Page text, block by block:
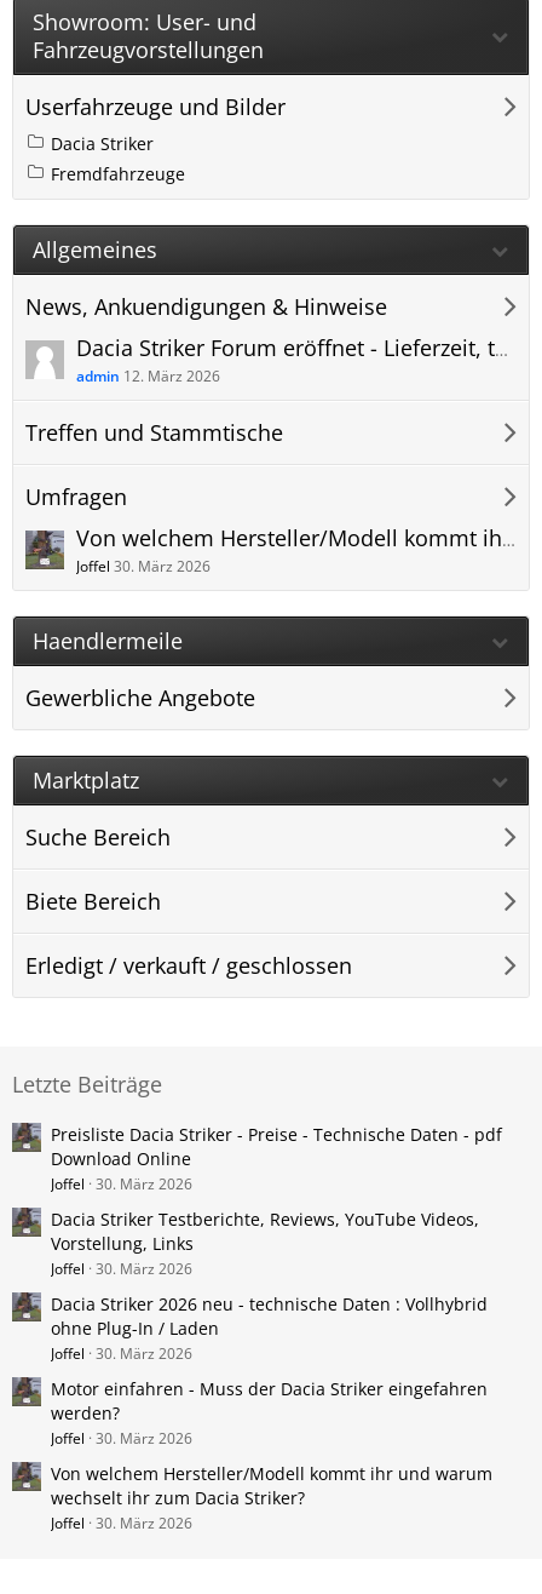
Showroom: User- und
Fahrzeugvorstellungen
Userfahrzeuge und Bilder
Dacia Striker
Fremdfahrzeuge
Allgemeines
News, Ankuendigungen & Hinweise
Dacia Striker Forum eröffnet - Lieferzeit, technische Daten, Anhängerkupplung und mehr
admin 12. März 2026
Treffen und Stammtische
Umfragen
Von welchem Hersteller/Modell kommt ihr und warum wechselt ihr zum Dacia Striker?
Joffel 30. März 2026
Haendlermeile
Gewerbliche Angebote
Marktplatz
Suche Bereich
Biete Bereich
Erledigt / verkauft / geschlossen
Letzte Beiträge
Preisliste Dacia Striker - Preise - Technische Daten - pdf
Download Online
Joffel 30. März 2026
Dacia Striker Testberichte, Reviews, YouTube Videos,
Vorstellung, Links
Joffel 30. März 2026
Dacia Striker 2026 neu - technische Daten : Vollhybrid
ohne Plug-In / Laden
Joffel 30. März 2026
Motor einfahren - Muss der Dacia Striker eingefahren
werden?
Joffel 30. März 2026
Von welchem Hersteller/Modell kommt ihr und warum
wechselt ihr zum Dacia Striker?
Joffel 30. März 2026